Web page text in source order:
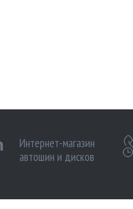
Интернет-магазин
автошин и дисков